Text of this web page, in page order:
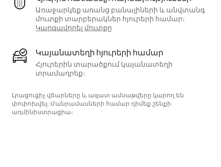
Առաջարկեք առանց բանալիների և անվտանգ
մուտքի տարբերակներ հյուրերի համար։
Կարգավորել մուտքը
Կայանատեղի հյուրերի համար
Հյուրերին տարածքում կայանատեղի
տրամադրեք։
Լրացուցիչ վճարները և ազատ ամսաթվերը կարող են
փոփոխվել։ Մանրամասների համար դիմեք շենքի
ադմինիստրացիա։